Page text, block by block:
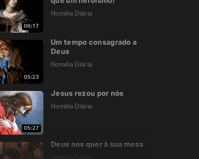
06:17
Homilia Diária
05:23
Um tempo consagrado a
Deus
Homilia Diária
05:27
Jesus rezou por nós
Homilia Diária
Deus nos quer à sua mesa